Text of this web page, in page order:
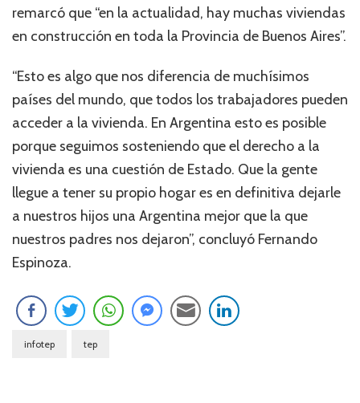
remarcó que “en la actualidad, hay muchas viviendas
en construcción en toda la Provincia de Buenos Aires”.
“Esto es algo que nos diferencia de muchísimos
países del mundo, que todos los trabajadores pueden
acceder a la vivienda. En Argentina esto es posible
porque seguimos sosteniendo que el derecho a la
vivienda es una cuestión de Estado. Que la gente
llegue a tener su propio hogar es en definitiva dejarle
a nuestros hijos una Argentina mejor que la que
nuestros padres nos dejaron”, concluyó Fernando
Espinoza.
infotep tep